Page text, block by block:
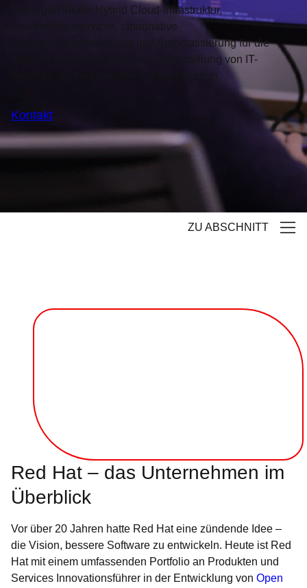
Lösungen für die Hybrid Cloud-Infrastruktur,
Anwendungsservices, cloudnative
Anwendungsentwicklung und Automatisierung für die
schnelle und kosteneffiziente Bereitstellung von IT-
Services auf verschiedenen Infrastrukturen.
Kontakt
ZU ABSCHNITT
Red Hat – das Unternehmen im
Überblick
Vor über 20 Jahren hatte Red Hat eine zündende Idee –
die Vision, bessere Software zu entwickeln. Heute ist Red
Hat mit einem umfassenden Portfolio an Produkten und
Services Innovationsführer in der Entwicklung von Open